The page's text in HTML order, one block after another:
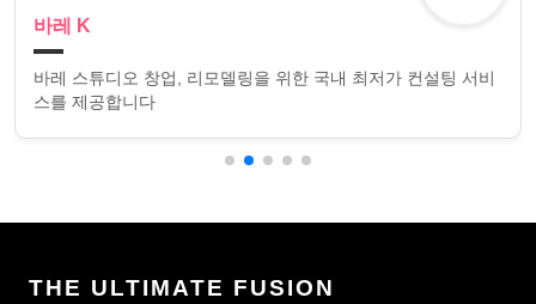
바레 K
바레 스튜디오 창업, 리모델링을 위한 국내 최저가 컨설팅 서비
스를 제공합니다
THE ULTIMATE FUSION